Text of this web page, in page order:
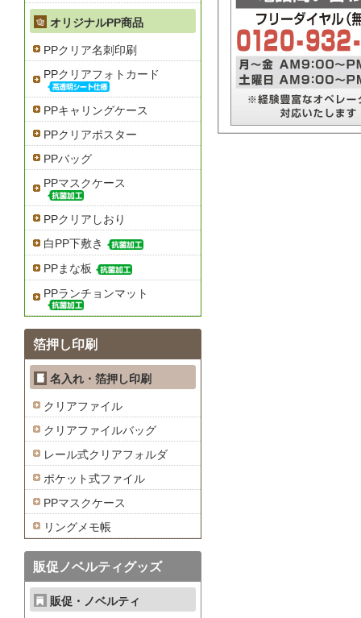
オリジナルPP商品
PPクリア名刺印刷
PPクリアフォトカード
PPキャリングケース
PPクリアポスター
PPバッグ
PPマスクケース
PPクリアしおり
白PP下敷き
PPまな板
PPランチョンマット
箔押し印刷
名入れ・箔押し印刷
クリアファイル
クリアファイルバッグ
レール式クリアフォルダ
ポケット式ファイル
PPマスクケース
リングメモ帳
販促ノベルティグッズ
販促・ノベルティ